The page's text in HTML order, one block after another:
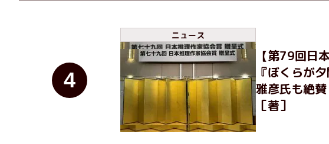
4
ニュース
【第79回日
『ぼくらが
雅彦氏も絶
［著］